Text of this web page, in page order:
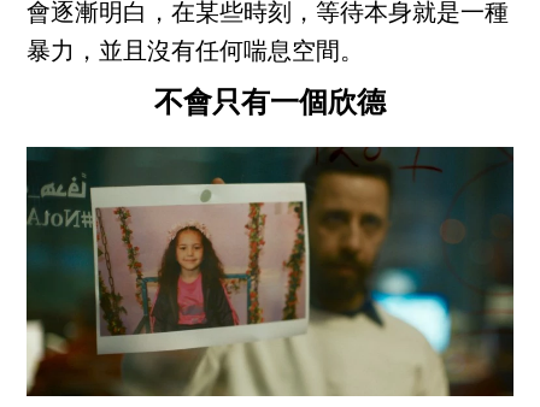
會逐漸明白，在某些時刻，等待本身就是一種
暴力，並且沒有任何喘息空間。
不會只有一個欣德